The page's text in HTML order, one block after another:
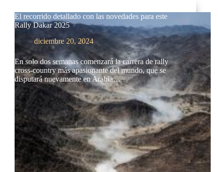
El recorrido detallado con las novedades para este
Rally Dakar 2025
diciembre 20, 2024
En solo dos semanas comenzará la carrera de rally
cross-country más apasionante del mundo, que se
disputará nuevamente en Arabia…